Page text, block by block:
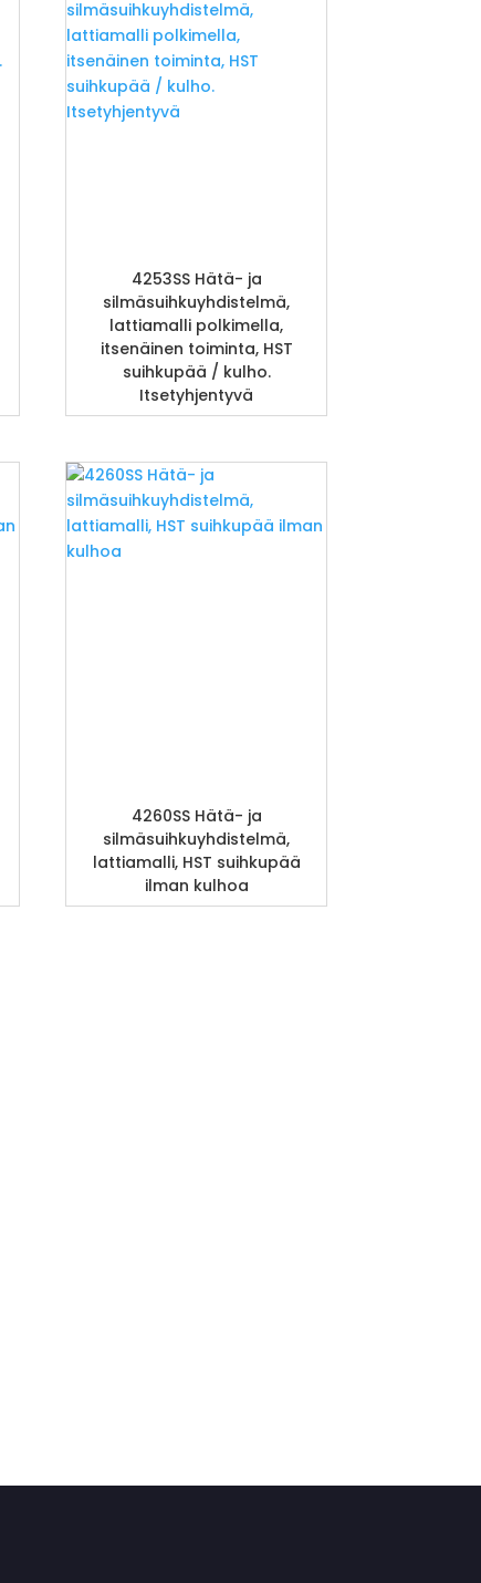
4253SS Hätä- ja
silmäsuihkuyhdistelmä,
lattiamalli polkimella,
itsenäinen toiminta, HST
suihkupää / kulho.
Itsetyhjentyvä
4260SS Hätä- ja
silmäsuihkuyhdistelmä,
lattiamalli, HST suihkupää
ilman kulhoa